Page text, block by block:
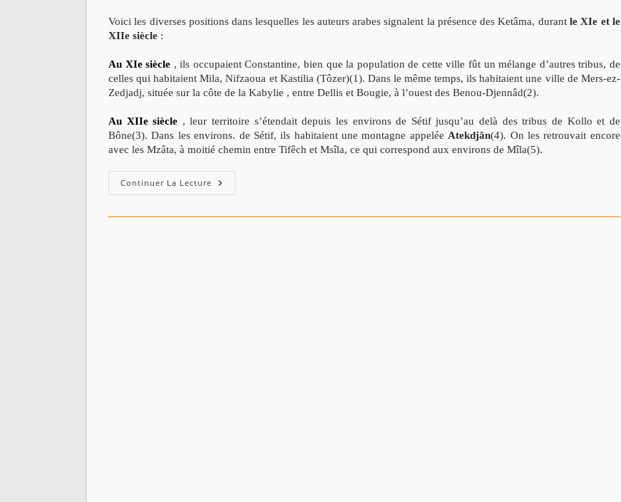
Voici les diverses positions dans lesquelles les auteurs arabes signalent la présence des Ketâma, durantle XIe et le
XIIe siècle :
Au XIe siècle , ils occupaient Constantine, bien que la population de cette ville fût un mélange d’autres tribus, de
celles qui habitaient Mila, Nifzaoua et Kastilia (Tôzer)(1). Dans le même temps, ils habitaient une ville de Mers-ez-
Zedjadj, située sur la côte de la Kabylie , entre Dellis et Bougie, à l’ouest des Benou-Djennâd(2).
Au XIIe siècle , leur territoire s’étendait depuis les environs de Sétif jusqu’au delà des tribus de Kollo et de
Bône(3). Dans les environs. de Sétif, ils habitaient une montagne appeléeAtekdjân(4). On les retrouvait encore
avec les Mzâta, à moitié chemin entre Tifêch et Msîla, ce qui correspond aux environs de Mîla(5).
Continuer La Lecture Histoire
De